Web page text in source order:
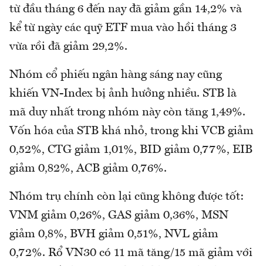
từ đầu tháng 6 đến nay đã giảm gần 14,2% và
kể từ ngày các quỹ ETF mua vào hồi tháng 3
vừa rồi đã giảm 29,2%.
Nhóm cổ phiếu ngân hàng sáng nay cũng
khiến VN-Index bị ảnh hưởng nhiều. STB là
mã duy nhất trong nhóm này còn tăng 1,49%.
Vốn hóa của STB khá nhỏ, trong khi VCB giảm
0,52%, CTG giảm 1,01%, BID giảm 0,77%, EIB
giảm 0,82%, ACB giảm 0,76%.
Nhóm trụ chính còn lại cũng không được tốt:
VNM giảm 0,26%, GAS giảm 0,36%, MSN
giảm 0,8%, BVH giảm 0,51%, NVL giảm
0,72%. Rổ VN30 có 11 mã tăng/15 mã giảm với